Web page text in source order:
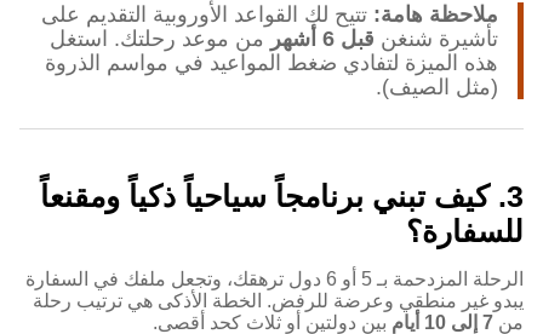
ملاحظة هامة: تتيح لك القواعد الأوروبية التقديم على
تأشيرة شنغن قبل 6 أشهر
من موعد رحلتك. استغل
هذه الميزة لتفادي ضغط المواعيد في مواسم الذروة
(مثل الصيف).
3. كيف تبني برنامجاً سياحياً ذكياً ومقنعاً
للسفارة؟
الرحلة المزدحمة بـ 5 أو 6 دول ترهقك، وتجعل ملفك في السفارة
يبدو غير منطقي وعرضة للرفض. الخطة الأذكى هي ترتيب رحلة
من 7 إلى 10 أيام بين دولتين أو ثلاث كحد أقصى.